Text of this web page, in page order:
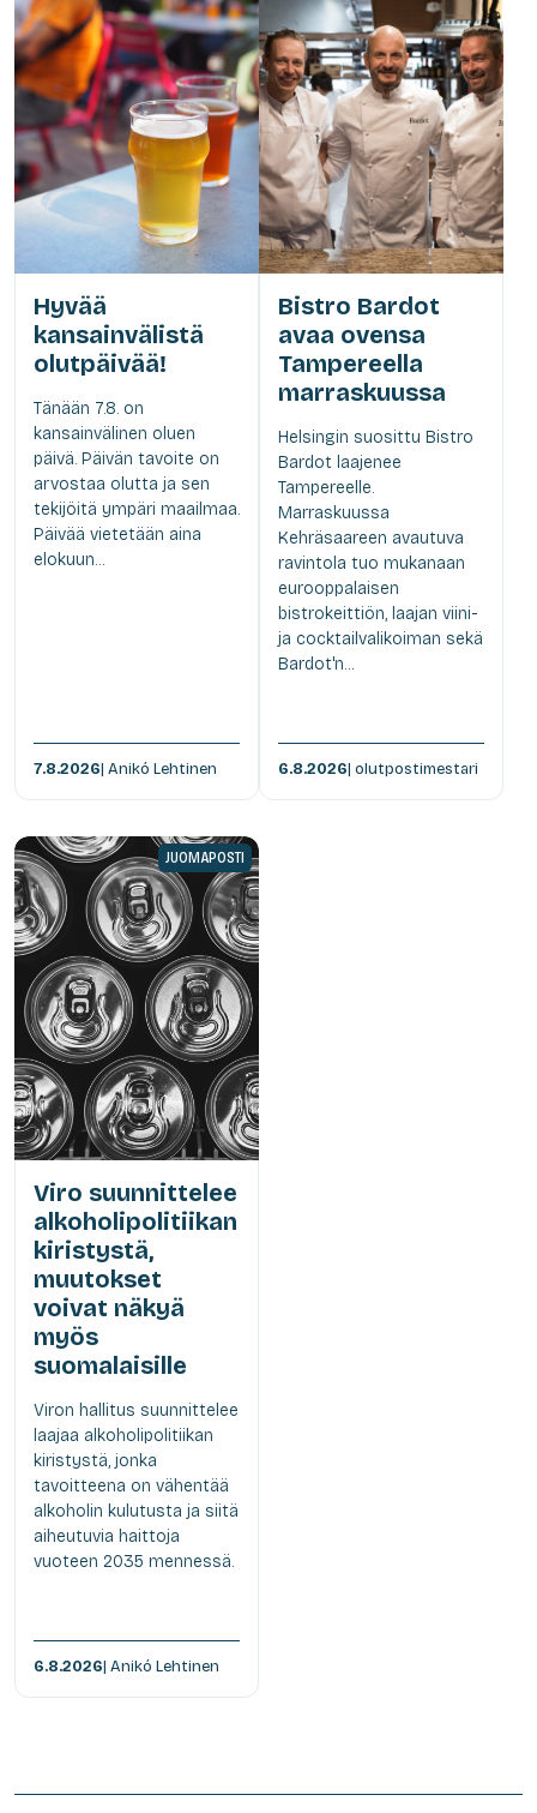
Hyvää
kansainvälistä
olutpäivää!
Tänään 7.8. on
kansainvälinen oluen
päivä. Päivän tavoite on
arvostaa olutta ja sen
tekijöitä ympäri maailmaa.
Päivää vietetään aina
elokuun...
7.8.2026| Anikó Lehtinen
Bistro Bardot
avaa ovensa
Tampereella
marraskuussa
Helsingin suosittu Bistro
Bardot laajenee
Tampereelle.
Marraskuussa
Kehräsaareen avautuva
ravintola tuo mukanaan
eurooppalaisen
bistrokeittiön, laajan viini-
ja cocktailvalikoiman sekä
Bardot'n...
6.8.2026| olutpostimestari
JUOMAPOSTI
Viro suunnittelee
alkoholipolitiikan
kiristystä,
muutokset
voivat näkyä
myös
suomalaisille
Viron hallitus suunnittelee
laajaa alkoholipolitiikan
kiristystä, jonka
tavoitteena on vähentää
alkoholin kulutusta ja siitä
aiheutuvia haittoja
vuoteen 2035 mennessä.
6.8.2026| Anikó Lehtinen